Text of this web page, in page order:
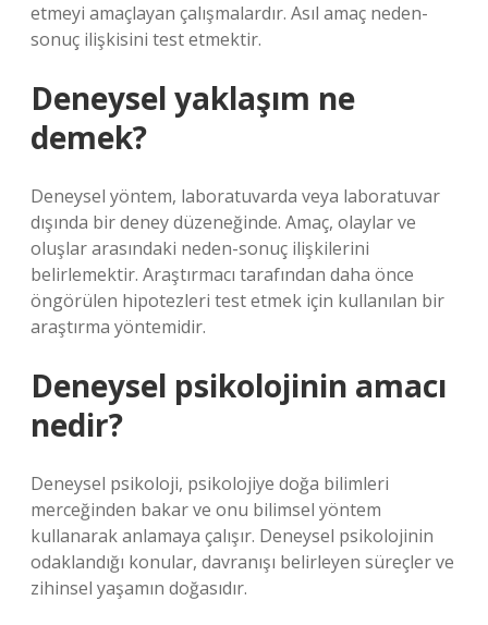
etmeyi amaçlayan çalışmalardır. Asıl amaç neden-
sonuç ilişkisini test etmektir.
Deneysel yaklaşım ne
demek?
Deneysel yöntem, laboratuvarda veya laboratuvar
dışında bir deney düzeneğinde. Amaç, olaylar ve
oluşlar arasındaki neden-sonuç ilişkilerini
belirlemektir. Araştırmacı tarafından daha önce
öngörülen hipotezleri test etmek için kullanılan bir
araştırma yöntemidir.
Deneysel psikolojinin amacı
nedir?
Deneysel psikoloji, psikolojiye doğa bilimleri
merceğinden bakar ve onu bilimsel yöntem
kullanarak anlamaya çalışır. Deneysel psikolojinin
odaklandığı konular, davranışı belirleyen süreçler ve
zihinsel yaşamın doğasıdır.